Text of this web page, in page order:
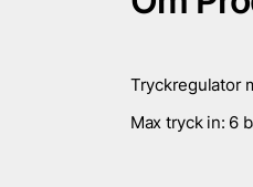
Tryckregulator
Max tryck in: 6